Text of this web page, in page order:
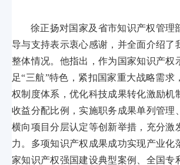
徐正扬对国家及省市知识产权管理
导与支持表示衷心感谢，并全面介绍了
整体情况。他指出，作为国家知识产权
足“三航”特色，紧扣国家重大战略需求
权制度体系，优化科技成果转化激励机
收益分配比例，实施职务成果单列管理
横向项目分层认定等创新举措，充分激
力。多项知识产权成果成功实现产业化
家知识产权强国建设典型案例、全国专